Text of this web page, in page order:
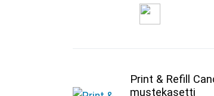
Print & Refill
mustekasetti